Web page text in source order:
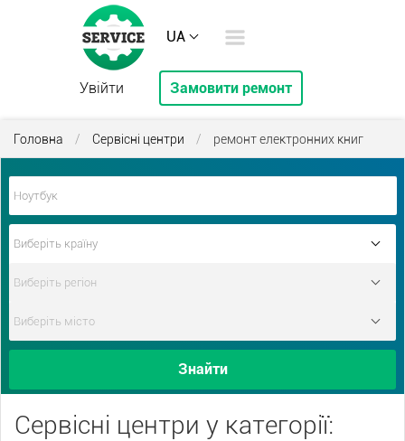
UA
Увійти Замовити ремонт
Головна / Сервісні центри / ремонт електронних книг
Знайти
Сервісні центри у категорії: